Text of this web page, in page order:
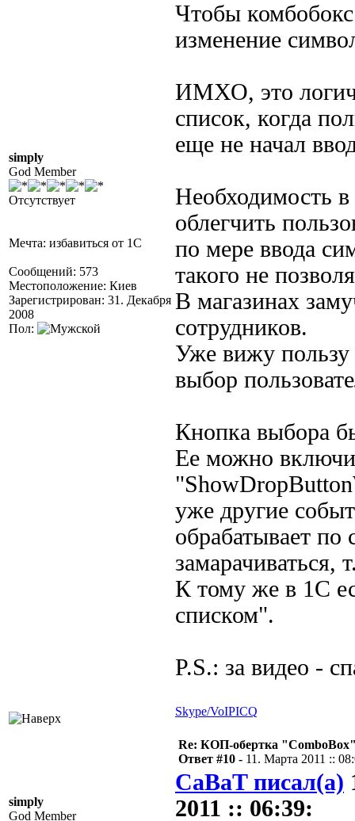
simply
God Member
Отсутствует
Мечта: избавиться от 1С
Сообщений: 573
Местоположение: Киев
Зарегистрирован: 31. Декабря
2008
Пол:
Чтобы
изменение
ИМХО, это
список, когда
еще не начал
Необходимость в
облегчить
по мере ввода
такого не
В магазинах
сотрудников.
Уже вижу пользу
выбор
Кнопка выбора
Ее можно
уже другие
обрабатывает
замарачиваться,
К тому же в 1С
списком".
P.S.: за видео -
Skype/VoIPICQ
simply
God Member
Re: КОП-обертка
Ответ #10 - 11. Марта 2011 ::
CaBaT писал(а)
2011 :: 06:39: